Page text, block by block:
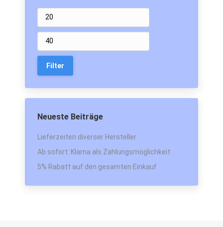
Min.
Preis
Preis
Filter
Neueste Beiträge
Lieferzeiten diverser Hersteller
Ab sofort: Klarna als Zahlungsmöglichkeit
5% Rabatt auf den gesamten Einkauf